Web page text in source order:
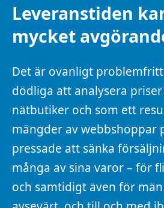
Leveranstiden
mycket
Det är ovanligt
dödliga att analysera
nätbutiker och som ett
mängder av webbshoppar
pressade att sänka
många av sina varor – för
och samtidigt även för